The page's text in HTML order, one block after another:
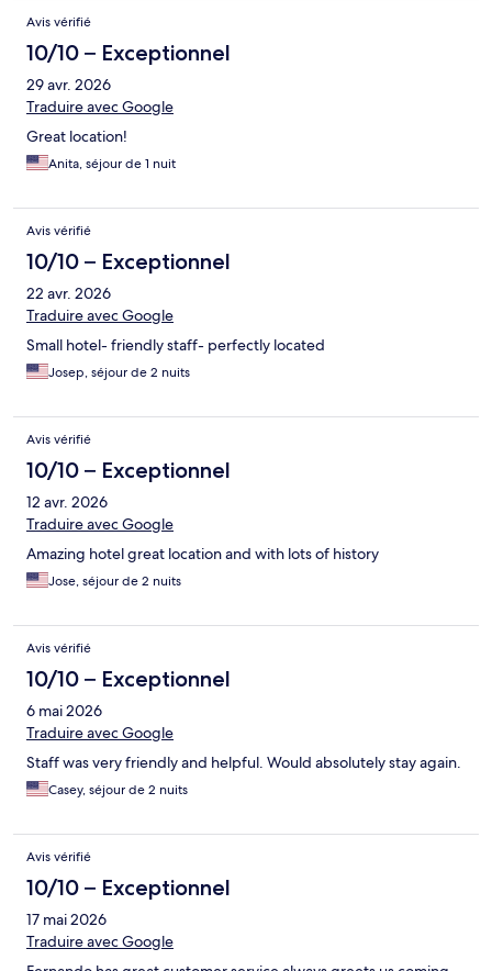
Avis vérifié
10/10 – Exceptionnel
29 avr. 2026
Traduire avec Google
Great location!
Anita, séjour de 1 nuit
Avis vérifié
10/10 – Exceptionnel
22 avr. 2026
Traduire avec Google
Small hotel- friendly staff- perfectly located
Josep, séjour de 2 nuits
Avis vérifié
10/10 – Exceptionnel
12 avr. 2026
Traduire avec Google
Amazing hotel great location and with lots of history
Jose, séjour de 2 nuits
Avis vérifié
10/10 – Exceptionnel
6 mai 2026
Traduire avec Google
Staff was very friendly and helpful. Would absolutely stay again.
Casey, séjour de 2 nuits
Avis vérifié
10/10 – Exceptionnel
17 mai 2026
Traduire avec Google